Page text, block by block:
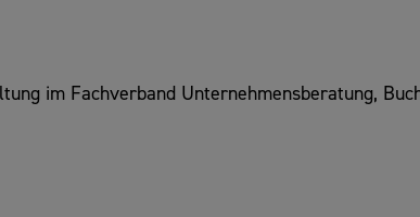
im Fachverband Unternehmensberatung,